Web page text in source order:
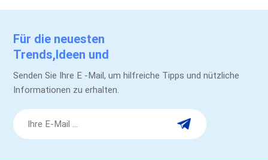
Für die neuesten
Trends,Ideen und
Werbeaktionen.
Senden Sie Ihre E -Mail, um hilfreiche Tipps und nützliche
Informationen zu erhalten.